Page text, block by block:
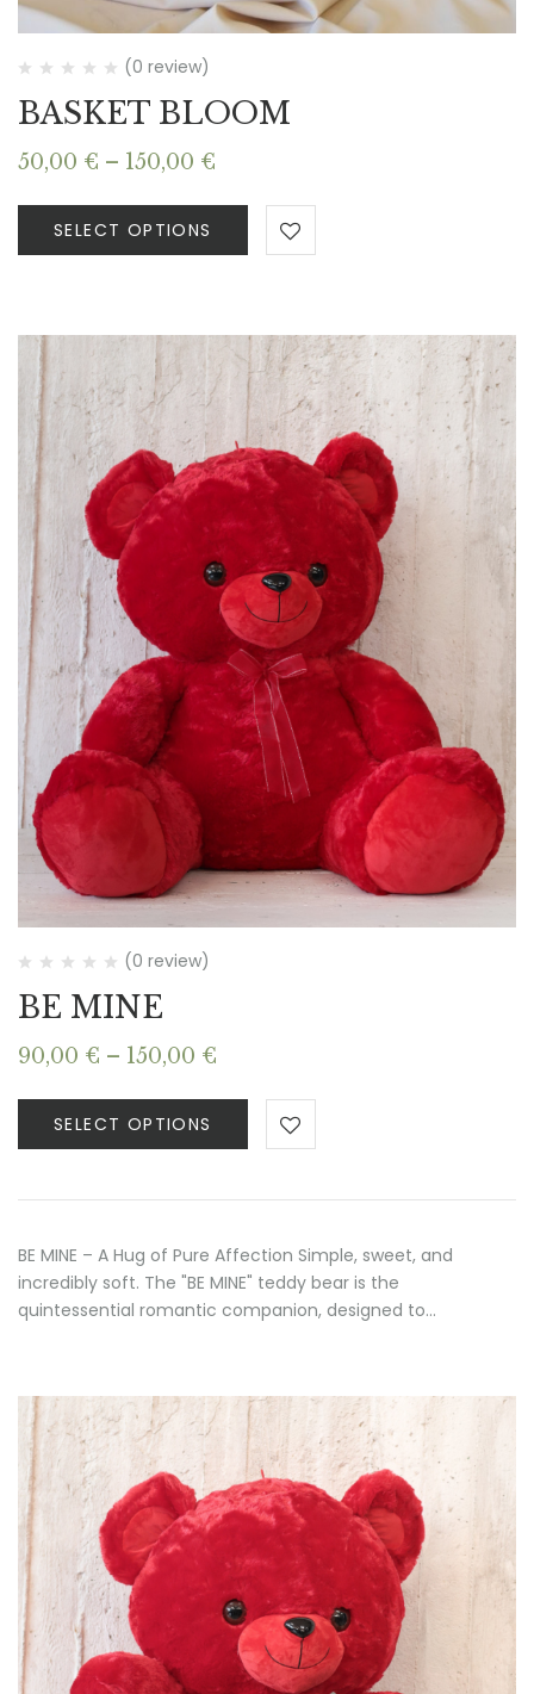
(0 review)
BASKET BLOOM
50,00 € – 150,00 €
50,00 €
through
SELECT OPTIONS
(0 review)
BE MINE
90,00 € – 150,00 €
90,00 €
through
SELECT OPTIONS
BE MINE – A Hug of Pure Affection Simple, sweet, and
incredibly soft. The "BE MINE" teddy bear is the
quintessential romantic companion, designed to…